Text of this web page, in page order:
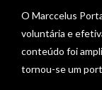
O Marccelus
voluntária e
conteúdo foi
tornou-se um